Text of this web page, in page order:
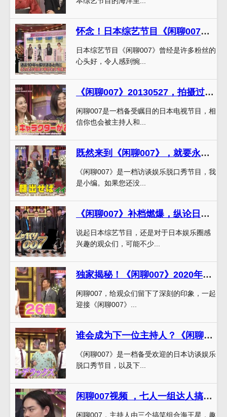
怀念！日本综艺节目《闲聊007》停播了吗，粉丝们感慨万千
日本综艺节目《闲聊007》曾经是许多粉丝的
心头好，令人感到惋...
《闲聊007》20130527，拍摄过程大曝光！让你最近和嘉宾主持人击掌声不断
闲聊007是一档备受瞩目的日本电视节目，相
信你也会被主持人和...
既然来到《闲聊007》，就要永远开心
《闲聊007》是一档访谈娱乐脱口秀节目，我
是小编。如果您还没...
《闲聊007》补档燃爆，纵论日本娱乐圈实况
说起日本综艺节目，还是对于日本娱乐圈感
兴趣的观众们，可能不少...
独家揭秘！《闲聊007》2020年有哪些看点？
闲聊007，给观众们留下了深刻的印象，一起
迎接《闲聊007》...
谁会成为下一位主持人？《闲聊007》最新一期精彩呈现
《闲聊007》是一档备受欢迎的日本访谈娱乐
脱口秀节目，以及下...
闲聊007视频 ，七人一组达人搞笑领跑，聊天环节超乎寻常，笑声与话题浪漫碰撞
闲聊007，主持人由三个搞笑组合海王星，趣